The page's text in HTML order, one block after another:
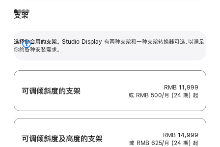
支架
选择你合用的支架。 Studio Display 有两种支架和一种支架转换器可选，以满足
你的各种安装需求。
展
可调倾斜度的支架
RMB 11,999
或 RMB 500/月 (24 期) 起
可调倾斜度及高‍度的支‍架
RMB 14,999
或 RMB 625/月 (24 期) 起